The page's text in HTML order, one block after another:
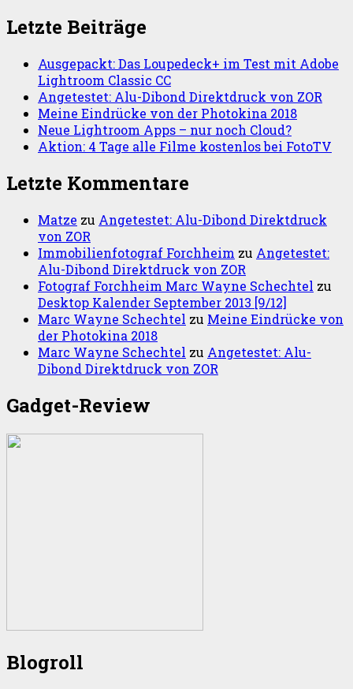
Letzte Beiträge
Ausgepackt: Das Loupedeck+ im Test mit Adobe
Lightroom Classic CC
Angetestet: Alu-Dibond Direktdruck von ZOR
Meine Eindrücke von der Photokina 2018
Neue Lightroom Apps – nur noch Cloud?
Aktion: 4 Tage alle Filme kostenlos bei FotoTV
Letzte Kommentare
Matze zu Angetestet: Alu-Dibond Direktdruck
von ZOR
Immobilienfotograf Forchheim zu Angetestet:
Alu-Dibond Direktdruck von ZOR
Fotograf Forchheim Marc Wayne Schechtel zu
Desktop Kalender September 2013 [9/12]
Marc Wayne Schechtel zu Meine Eindrücke von
der Photokina 2018
Marc Wayne Schechtel zu Angetestet: Alu-
Dibond Direktdruck von ZOR
Gadget-Review
Blogroll